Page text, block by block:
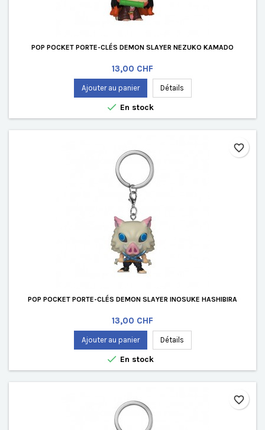
POP POCKET PORTE-CLÉS DEMON SLAYER NEZUKO KAMADO
Prix
13,00 CHF
Ajouter au panier Détails
 En stock
POP POCKET PORTE-CLÉS DEMON SLAYER INOSUKE HASHIBIRA
Prix
13,00 CHF
Ajouter au panier Détails
 En stock
favorite_border
favorite_border